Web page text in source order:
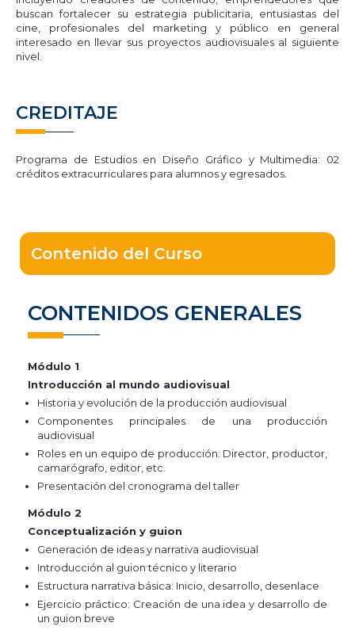
buscan fortalecer su estrategia publicitaria, entusiastas del
cine, profesionales del marketing y público en general
interesado en llevar sus proyectos audiovisuales al siguiente
nivel.
CREDITAJE
Programa de Estudios en Diseño Gráfico y Multimedia: 02
créditos extracurriculares para alumnos y egresados.
Contenido del Curso
CONTENIDOS GENERALES
Módulo 1
Introducción al mundo audiovisual
Historia y evolución de la producción audiovisual
Componentes principales de una producción
audiovisual
Roles en un equipo de producción: Director, productor,
camarógrafo, editor, etc.
Presentación del cronograma del taller
Módulo 2
Conceptualización y guion
Generación de ideas y narrativa audiovisual
Introducción al guion técnico y literario
Estructura narrativa básica: Inicio, desarrollo, desenlace
Ejercicio práctico: Creación de una idea y desarrollo de
un guion breve